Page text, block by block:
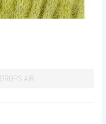
DROPS AIR